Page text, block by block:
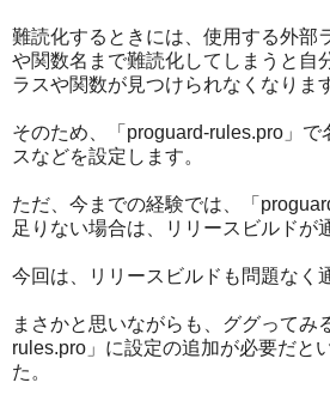
難読化するときには、使用する外部
や関数名まで難読化してしまうと自
ラスや関数が見つけられなくなりま
そのため、「proguard-rules.pro」で
スなどを設定します。
ただ、今までの経験では、「
足りない場合は、リリースビルドが
今回は、リリースビルドも問題なく
まさかと思いながらも、ググってみ
rules.pro」に設定の追加が必要だと
た。